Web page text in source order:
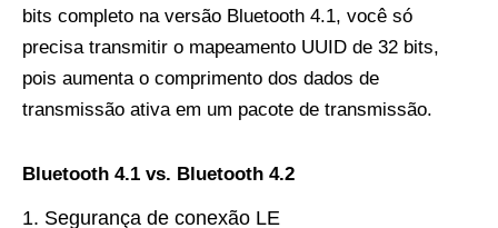
bits completo na versão Bluetooth 4.1, você só
precisa transmitir o mapeamento UUID de 32 bits,
pois aumenta o comprimento dos dados de
transmissão ativa em um pacote de transmissão.
Bluetooth 4.1 vs. Bluetooth 4.2
Segurança de conexão LE